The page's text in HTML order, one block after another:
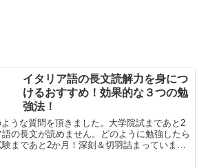
イタリア語の長文読解力を身につ
けるおすすめ！効果的な３つの勉
強法！
うな質問を頂きました。大学院試まであと2
の長文が読めません。どのように勉強したら
まであと2か月！深刻＆切羽詰まっています